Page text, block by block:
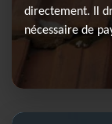
directement. Il
nécessaire de